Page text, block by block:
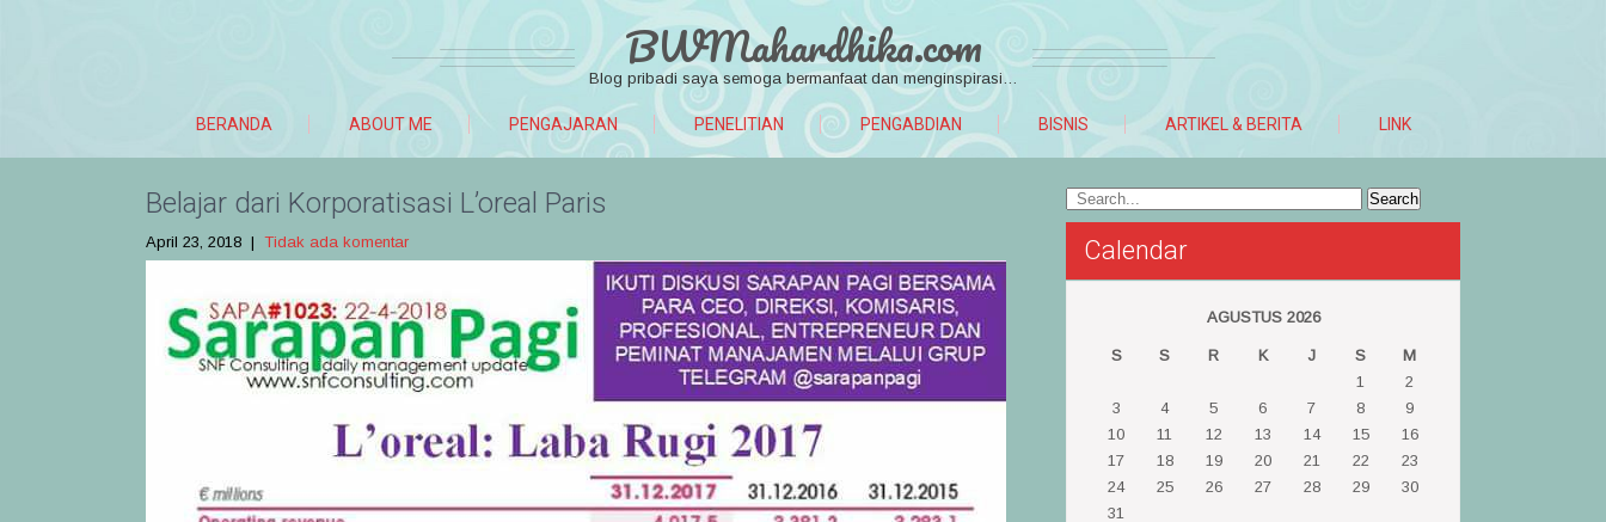
BWMahardhika.com
Blog pribadi saya semoga bermanfaat dan menginspirasi…
BERANDA ABOUT ME PENGAJARAN PENELITIAN PENGABDIAN BISNIS ARTIKEL & BERITA LINK
Belajar dari Korporatisasi L’oreal Paris
April 23, 2018 | Tidak ada komentar Calendar
AGUSTUS 2026
S S R K J S
M
1
2
3
4 5 6 7 8
9
10
11 12 13 14 15
16
17
18 19 20 21 22
23
24
25 26 27 28 29
30
31